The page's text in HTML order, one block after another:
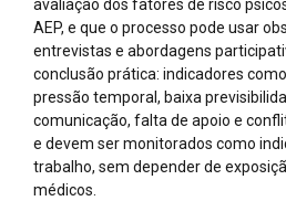
avaliação dos fatores de risco
AEP, e que o processo pode usar
entrevistas e abordagens
conclusão prática: indicadores
pressão temporal, baixa
comunicação, falta de apoio e
e devem ser monitorados como
trabalho, sem depender de
médicos.